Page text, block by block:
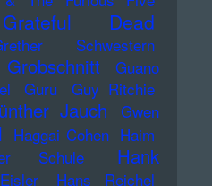
Grateful Dead
Schwestern
Grobschnitt
Guano
Guru
Guy Ritchie
Jauch
Gwen
Haggai Cohen Haim
Schule
Hank
Hans Reichel